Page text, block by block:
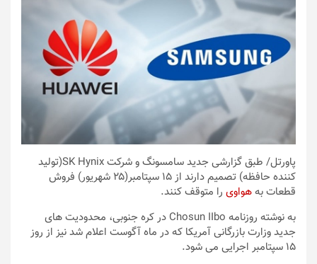
پاورتل
/ طبق گزارشی جدید سامسونگ و شرکت SK Hynix(تولید
کننده حافظه) تصمیم دارند از ۱۵ سپتامبر(۲۵ شهریور) فروش
قطعات بههواوی را متوقف کنند.
به نوشته روزنامه Chosun IIbo در کره جنوبی، محدودیت های
جدید وزارت بازرگانی آمریکا که در ماه آگوست اعلام شد نیز از روز
۱۵ سپتامبر اجرایی می شود.